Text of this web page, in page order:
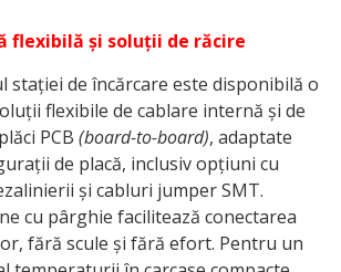
flexibilă și soluții de răcire
de încărcare este disponibilă o
flexibile de cablare internă și de
PCB (board-to-board), adaptate
de placă, inclusiv opțiuni cu
și cabluri jumper SMT.
cu pârghie facilitează conectarea
fără scule și fără efort. Pentru un